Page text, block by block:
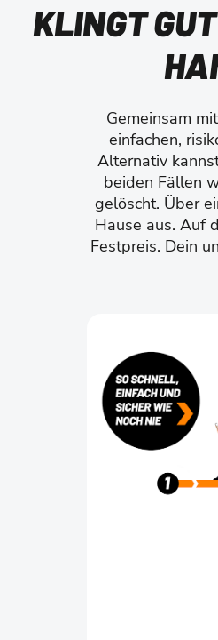
KLINGT
Gemeinsam
einfachen,
Alternativ
beiden Fällen
gelöscht. Über
Hause aus. Auf
Festpreis. Dein